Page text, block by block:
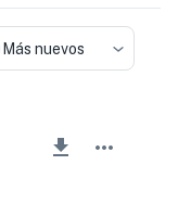
Más nuevos